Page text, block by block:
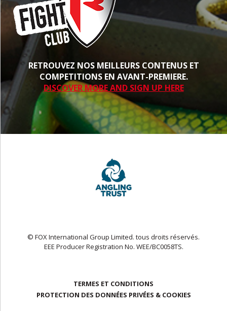
RETROUVEZ NOS MEILLEURS CONTENUS ET
COMPETITIONS EN AVANT-PREMIERE.
DISCOVER MORE AND SIGN UP HERE
© FOX International Group Limited. tous droits réservés.
EEE Producer Registration No. WEE/BC0058TS.
TERMES ET CONDITIONS
PROTECTION DES DONNÉES PRIVÉES & COOKIES